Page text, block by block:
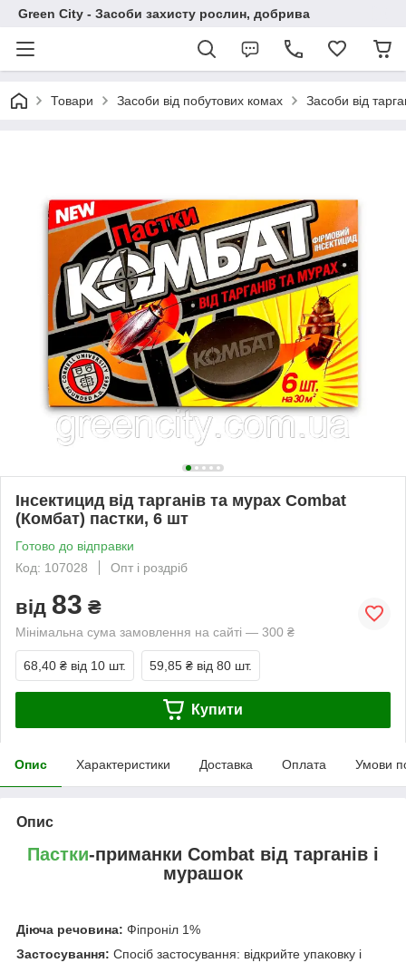
Green City - Засоби захисту рослин, добрива
Товари Засоби від побутових комах Засоби від
Інсектицид від тарганів та мурах Combat
(Комбат) пастки, 6 шт
Готово до відправки
Код: 107028
Опт і роздріб
від 83 ₴
Мінімальна сума замовлення на сайті — 300 ₴
68,40 ₴ від 10 шт. 59,85 ₴ від 80 шт.
Купити
Опис Характеристики Доставка Оплата Умови
Опис
Пастки-приманки Combat від тарганів і
мурашок
Діюча речовина: Фіпроніл 1%
Застосування: Спосіб застосування: відкрийте упаковку і